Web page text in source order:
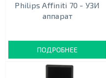
Philips Affiniti 70 - УЗИ
аппарат
ПОДРОБНЕЕ